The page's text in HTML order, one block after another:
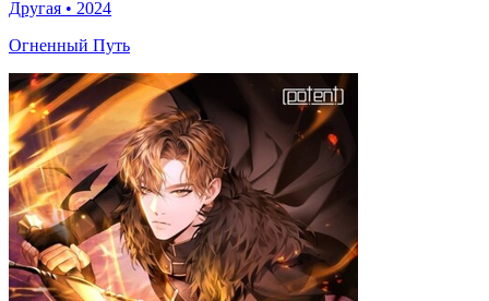
Другая • 2024
Огненный Путь